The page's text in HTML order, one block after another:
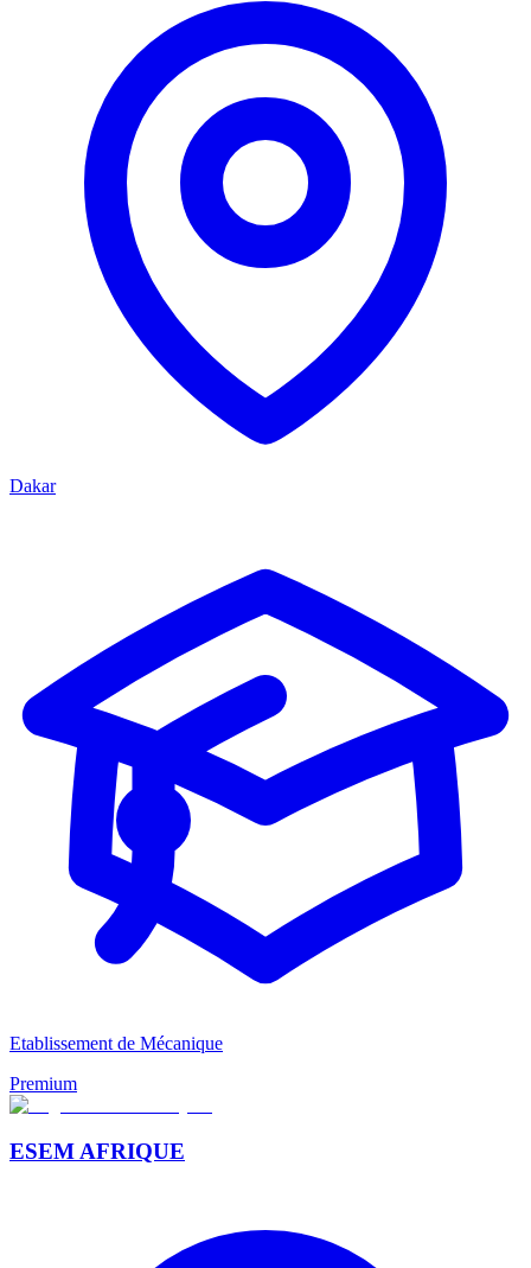
Dakar
Etablissement de Mécanique
Premium
ESEM AFRIQUE